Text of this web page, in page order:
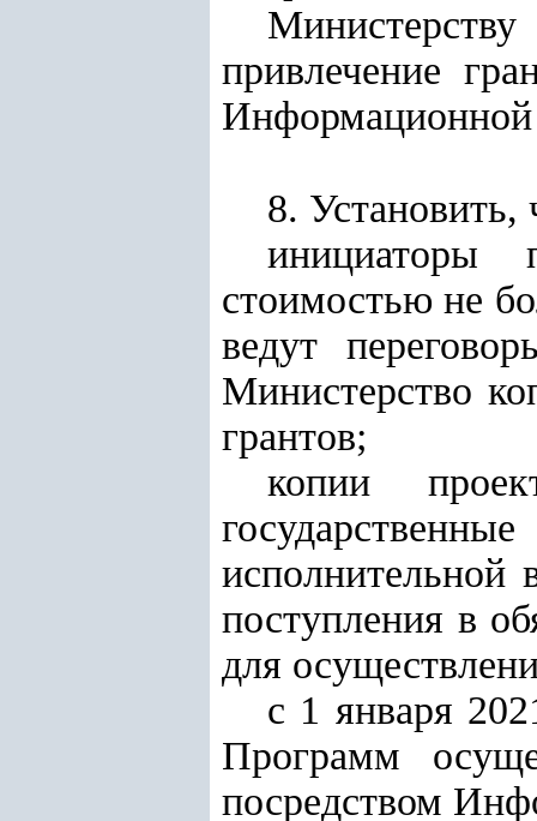
привлечение
8. Установить,
инициаторы
стоимостью не
ведут
Министерство
грантов;
копии
исполнительной
поступления в
для
с 1 января
Программ
посредством